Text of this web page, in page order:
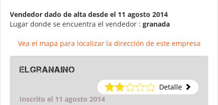
Vendedor dado de alta desde el 11 agosto 2014
Lugar donde se encuentra el vendedor : granada
Vea el mapa para localizar la dirección de este empresa
elgranaino
Detalle
Inscrito el 11 agosto 2014